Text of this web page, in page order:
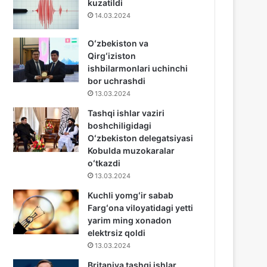
kuzatildi
14.03.2024
Oʻzbekiston va
Qirgʻiziston
ishbilarmonlari uchinchi
bor uchrashdi
13.03.2024
Tashqi ishlar vaziri
boshchiligidagi
Oʻzbekiston delegatsiyasi
Kobulda muzokaralar
oʻtkazdi
13.03.2024
Kuchli yomgʻir sabab
Fargʻona viloyatidagi yetti
yarim ming xonadon
elektrsiz qoldi
13.03.2024
Britaniya tashqi ishlar